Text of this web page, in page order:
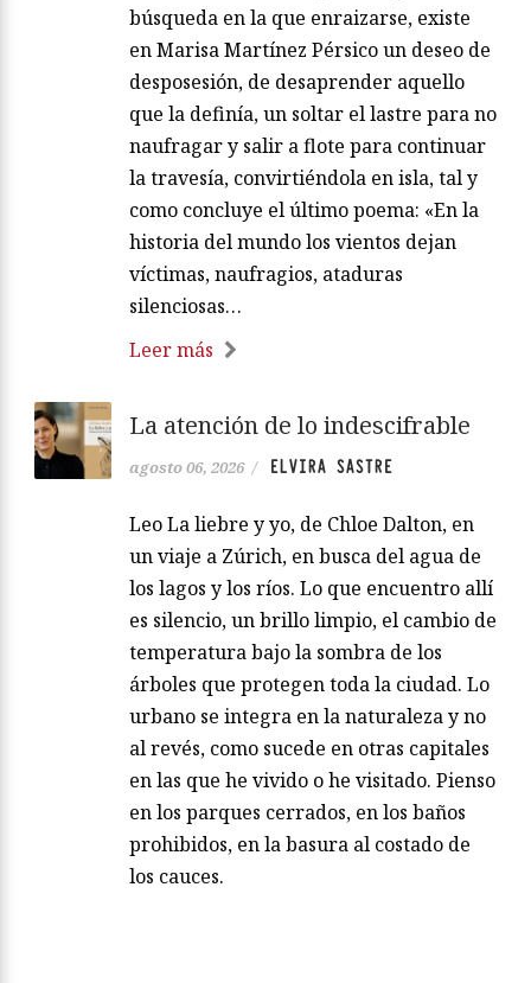
búsqueda en la que enraizarse, existe
en Marisa Martínez Pérsico un deseo de
desposesión, de desaprender aquello
que la definía, un soltar el lastre para no
naufragar y salir a flote para continuar
la travesía, convirtiéndola en isla, tal y
como concluye el último poema: «En la
historia del mundo los vientos dejan
víctimas, naufragios, ataduras
silenciosas…
Leer más
La atención de lo indescifrable
agosto 06, 2026 / ELVIRA SASTRE
Leo La liebre y yo, de Chloe Dalton, en
un viaje a Zúrich, en busca del agua de
los lagos y los ríos. Lo que encuentro allí
es silencio, un brillo limpio, el cambio de
temperatura bajo la sombra de los
árboles que protegen toda la ciudad. Lo
urbano se integra en la naturaleza y no
al revés, como sucede en otras capitales
en las que he vivido o he visitado. Pienso
en los parques cerrados, en los baños
prohibidos, en la basura al costado de
los cauces.